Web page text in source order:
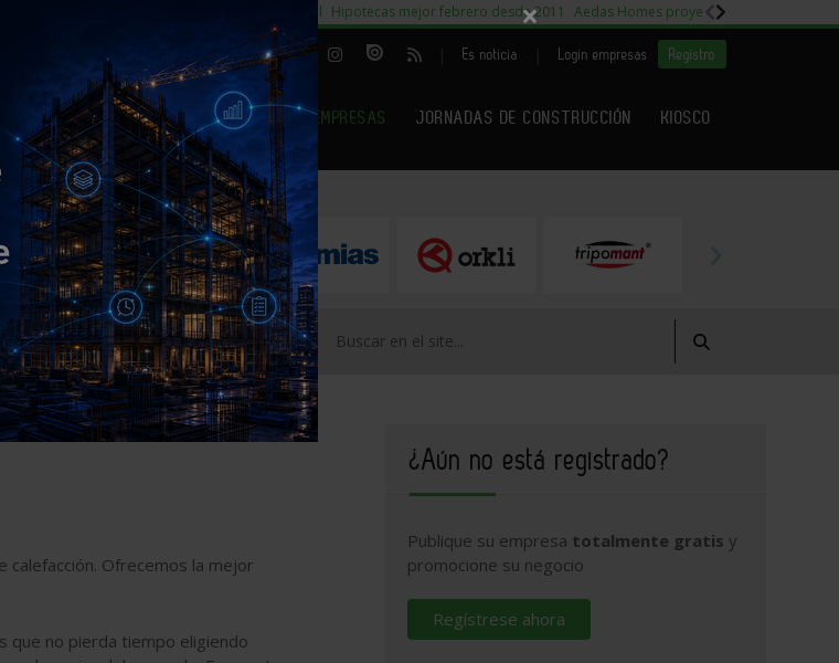
29% cambiar al alquiler temporal Hipotecas mejor febrero desde 2011 Aedas Homes proyecto Fiora
| Es noticia Login empresas Registro
PRODUCTOS AGENDA ARTÍCULOS EMPRESAS JORNADAS DE CONSTRUCCIÓN KIOSCO
EMPRESAS PREMIUM
Ofrecemos la mejor
que no pierda tiempo eligiendo
¿Aún no está registrado?
Publique su empresa totalmente gratis y
promocione su negocio
Regístrese ahora
×